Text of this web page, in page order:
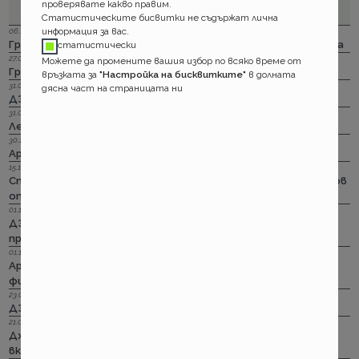
06.12.2023 г.
Групама: Ски и сноуборд безплатно при пътуване в чужбина
27.04.2023 г.
Групама: За каското
31.03.2023 г.
ДЗИ: Отличници в ликвидацията по каско
31.03.2023 г.
Лев Инс: Още месец на промоция по каско
30.11.2022 г.
Армеец: И асистанс за България по каско
15.11.2022 г.
Стикерът по гражданска отговорност с впечатляващ нов
опит да влезе в историята
01.11.2022 г.
ДЗИ: Стрийминг застраховката за злополука на промоция
през ноември
01.11.2022 г.
Армеец: Имуществото на лимит на промоция. Това за
фирмите също
23.09.2022 г.
ДЗИ: Ами няма такова каско!
21.09.2022 г.
Дженерали: Критични болести по злополука и заболяване,
включително и при задължителната трудова.
проверявате какво правим.
Статистическите бисвитки не съдържат лична
информация за вас.
статистически
Можете да промените вашия избор по всяко време от
връзката за "Настройка на бисквитките" в долната
дясна част на страницата ни